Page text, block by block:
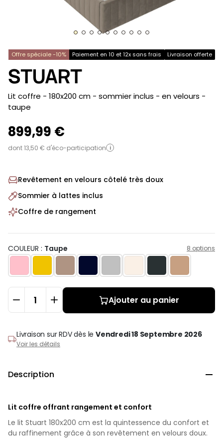
Offre spéciale -10% Paiement en 10 et 12x sans frais Livraison offerte
STUART
-
Lit coffre - 180x200 cm - sommier inclus - en velours -
taupe
899,99 €
dont 13,50 € d'éco-participation i
Revêtement en velours côtelé très doux
Sommier à lattes inclus
Coffre de rangement
COULEUR : Taupe 8 options
Ajouter au panier
Livraison sur RDVdès leVendredi 18 Septembre 2026
Voir les détails
Description 
Lit coffre offrant rangement et confort
Le lit Stuart 180x200 cm est la quintessence du confort et
du raffinement grâce à son revêtement en velours doux.